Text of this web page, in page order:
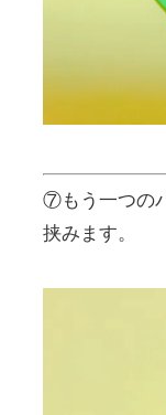
⑦もう一つの
挟みます。